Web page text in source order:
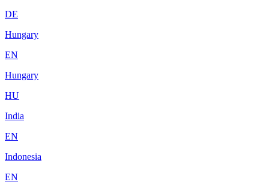
DE
Hungary
EN
Hungary
HU
India
EN
Indonesia
EN